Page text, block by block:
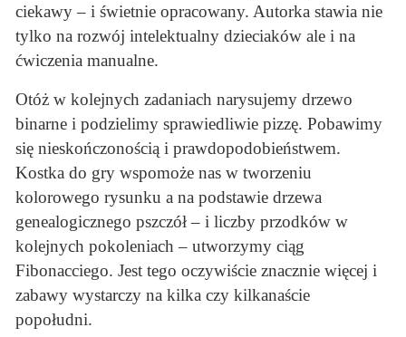
ciekawy – i świetnie opracowany. Autorka stawia nie
tylko na rozwój intelektualny dzieciaków ale i na
ćwiczenia manualne.
Otóż w kolejnych zadaniach narysujemy drzewo
binarne i podzielimy sprawiedliwie pizzę. Pobawimy
się nieskończonością i prawdopodobieństwem.
Kostka do gry wspomoże nas w tworzeniu
kolorowego rysunku a na podstawie drzewa
genealogicznego pszczół – i liczby przodków w
kolejnych pokoleniach – utworzymy ciąg
Fibonacciego. Jest tego oczywiście znacznie więcej i
zabawy wystarczy na kilka czy kilkanaście
popołudni.